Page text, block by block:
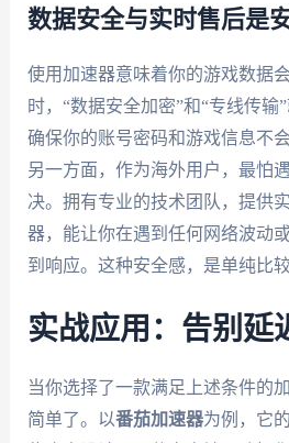
数据安全与实时售后是
使用加速器意味着你的游戏数据
时，“数据安全加密”和“专线传输
确保你的账号密码和游戏信息不
另一方面，作为海外用户，最怕
决。拥有专业的技术团队，提供
器，能让你在遇到任何网络波动
到响应。这种安全感，是单纯比
实战应用：告别延
当你选择了一款满足上述条件的
简单了。以番茄加速器为例，它